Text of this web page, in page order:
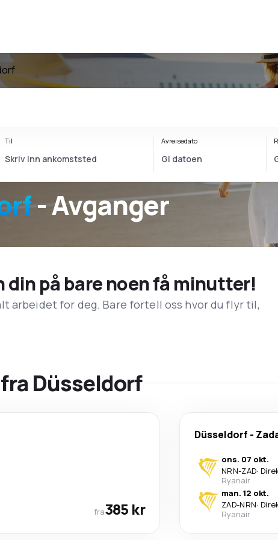
- Avganger
Til Avreisedato
på bare noen få minutter!
arbeidet for deg. Bare fortell oss hvor du flyr til,
Düsseldorf
fra385 kr
Düsseldorf -
ons. 07 okt.
NRN-ZAD·
Ryanair
man. 12 okt.
ZAD-NRN·
Ryanair